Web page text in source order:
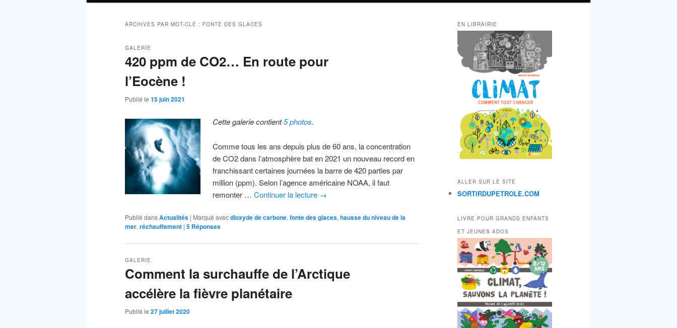
ARCHIVES PAR MOT-CLÉ : FONTE DES GLACES
420 ppm de CO2… En route pour
l’Eocène !
GALERIE
Publié le 15 juin 2021
Cette galerie contient5 photos.
Comme tous les ans depuis plus de 60 ans, la concentration
de CO2 dans l’atmosphère bat en 2021 un nouveau record en
franchissant certaines journées la barre de 420 parties par
million (ppm). Selon l’agence américaine NOAA, il faut
remonter …Continuer la lecture →
Publié dansActualités | Marqué avecdioxyde de carbone, fonte des glaces, hausse du niveau de la
mer, réchauffement | 5 Réponses
Comment la surchauffe de l’Arctique
accélère la fièvre planétaire
GALERIE
Publié le 27 juillet 2020
EN LIBRAIRIE
ALLER SUR LE SITE
SORTIRDUPETROLE.COM
LIVRE POUR GRANDS ENFANTS
ET JEUNES ADOS